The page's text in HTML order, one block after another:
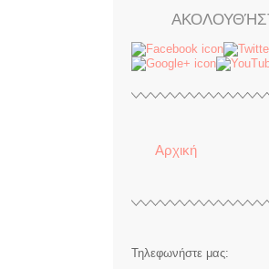
Αρχική
Τηλεφωνήστε μας: